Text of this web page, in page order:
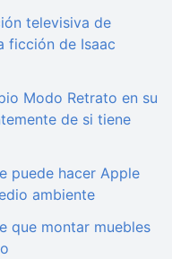
televisiva de
ficción de Isaac
Modo Retrato en su
de si tiene
puede hacer Apple
ambiente
que montar muebles